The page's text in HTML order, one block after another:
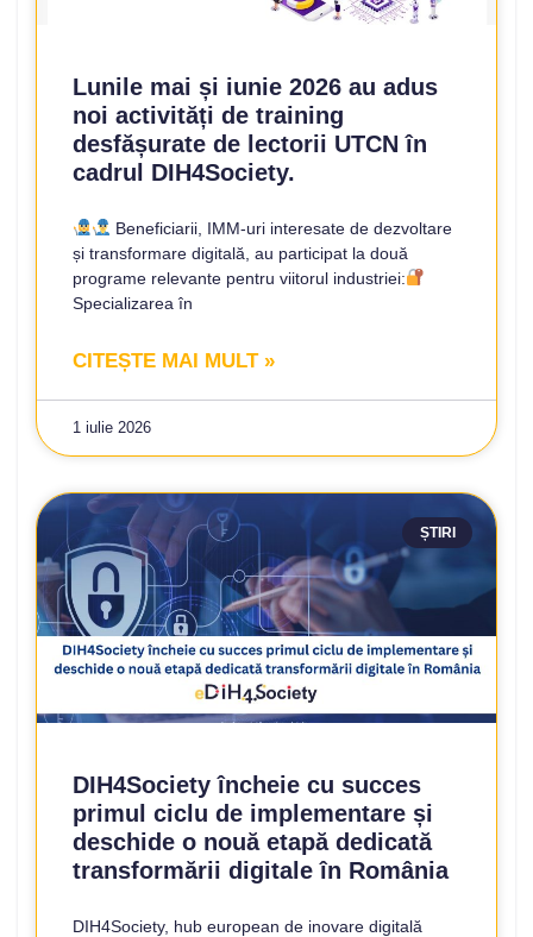
Lunile mai și iunie 2026 au adus
noi activități de training
desfășurate de lectorii UTCN în
cadrul DIH4Society.
Beneficiarii, IMM-uri interesate de dezvoltare
și transformare digitală, au participat la două
programe relevante pentru viitorul industriei:
Specializarea în
CITEȘTE MAI MULT »
1 iulie 2026
ȘTIRI
DIH4Society încheie cu succes
primul ciclu de implementare și
deschide o nouă etapă dedicată
transformării digitale în România
DIH4Society, hub european de inovare digitală